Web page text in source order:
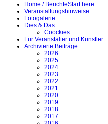
Home / BerichteStart here...
Veranstaltungshinweise
Fotogalerie
Dies & Das
Coockies
Für Veranstalter und Künstler
Archivierte Beiträge
2026
2025
2024
2023
2022
2021
2020
2019
2018
2017